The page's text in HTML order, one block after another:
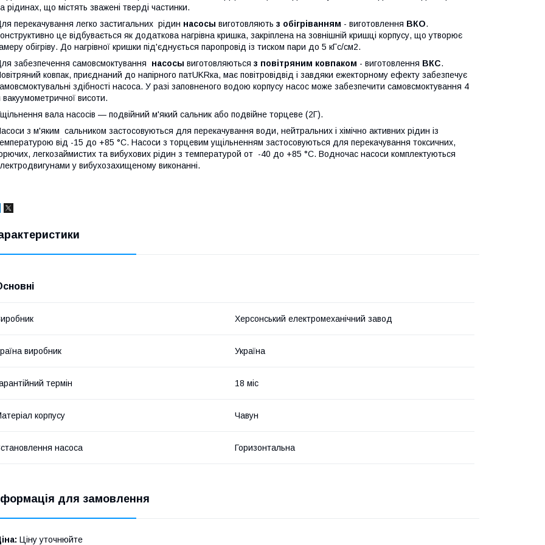
рідинах, що містять зважені тверді частинки.
перекачування легко застигальних рідин насосы виготовляють з обігріванням - виготовлення ВКО.
це відбувається як додаткова нагрівна кришка, закріплена на зовнішній кришці корпусу, що утворює
обігріву. До нагрівної кришки під'єднується паропровід із тиском пари до 5 кГс/см2.
забезпечення самовсмоктування насосы виготовляються з повітряним ковпаком - виготовлення ВКС.
ковпак, приєднаний до напірного патUKRка, має повітровідвід і завдяки ежекторному ефекту забезпечує
здібності насоса. У разі заповненого водою корпусу насос може забезпечити самовсмоктування 4
вакуумометричної висоти.
вала насосів — подвійний м'який сальник або подвійне торцеве (2Г).
з м'яким сальником застосовуються для перекачування води, нейтральних і хімічно активних рідин із
від -15 до +85 °C. Насоси з торцевим ущільненням застосовуються для перекачування токсичних,
легкозаймистих та вибухових рідин з температурой от -40 до +85 °C. Водночас насоси комплектуються
у вибухозахищеному виконанні.
Херсонський електромеханічний завод
виробник Україна
термін 18 міс
корпусу Чавун
насоса Горизонтальна
для замовлення
Ціну уточнюйте